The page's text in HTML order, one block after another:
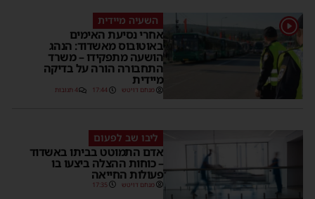
1 השעיה מיידית
אחרי נסיעת האימים
באוטובוס מאשדוד: הנהג
הושעה מתפקידו – משרד
התחבורה הורה על בדיקה
מיידית
מנחם דויטש 17:44 4 תגובות
ליבו שב לפעום
אדם התמוטט בביתו באשדוד
– כוחות ההצלה ביצעו בו
פעולות החייאה
מנחם דויטש 17:35